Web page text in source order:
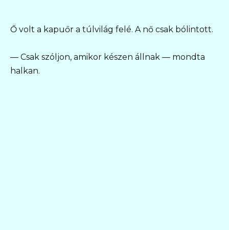
Ő volt a kapuőr a túlvilág felé. A nő csak bólintott.
— Csak szóljon, amikor készen állnak — mondta
halkan.